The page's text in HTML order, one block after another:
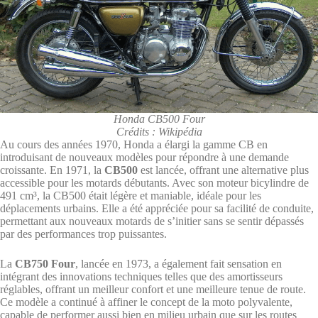
Honda CB500 Four
Crédits : Wikipédia
Au cours des années 1970, Honda a élargi la gamme CB en
introduisant de nouveaux modèles pour répondre à une demande
croissante. En 1971, la CB500 est lancée, offrant une alternative plus
accessible pour les motards débutants. Avec son moteur bicylindre de
491 cm³, la CB500 était légère et maniable, idéale pour les
déplacements urbains. Elle a été appréciée pour sa facilité de conduite,
permettant aux nouveaux motards de s’initier sans se sentir dépassés
par des performances trop puissantes.
La CB750 Four, lancée en 1973, a également fait sensation en
intégrant des innovations techniques telles que des amortisseurs
réglables, offrant un meilleur confort et une meilleure tenue de route.
Ce modèle a continué à affiner le concept de la moto polyvalente,
capable de performer aussi bien en milieu urbain que sur les routes